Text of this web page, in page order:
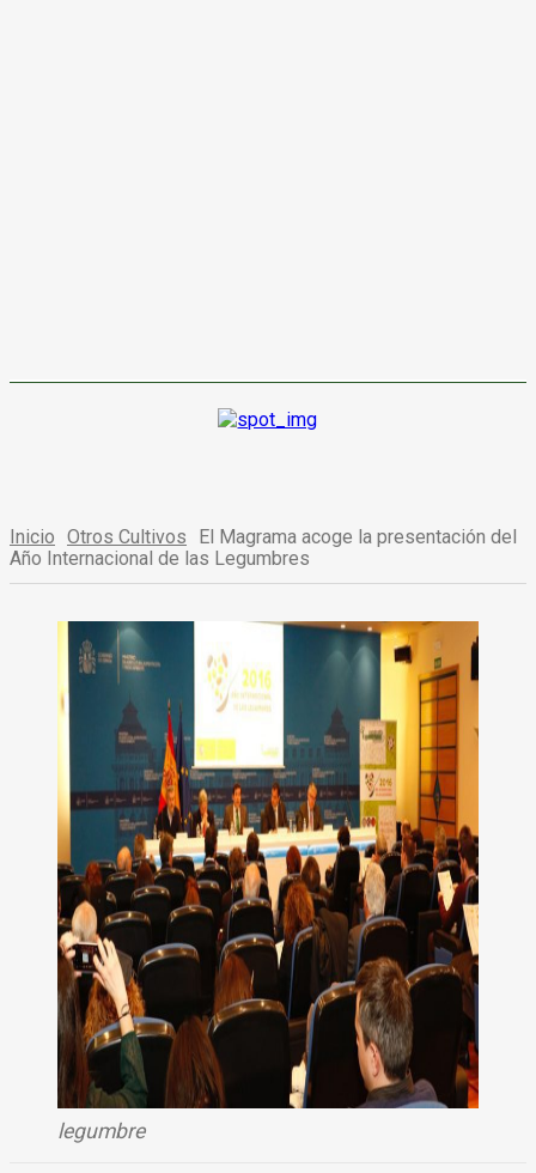
Inicio Otros Cultivos
El Magrama acoge la presentación del
Año Internacional de las Legumbres
legumbre